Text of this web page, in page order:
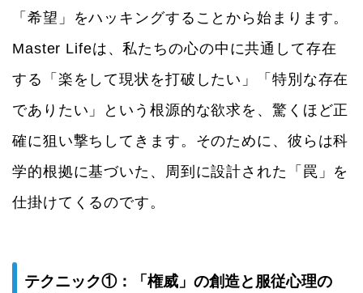
「希望」をハッキングすることから始まります。
Master Lifeは、私たちの心の中に共通して存在
する「楽をして現状を打破したい」「特別な存在
でありたい」という根源的な欲求を、驚くほど正
確に狙い撃ちしてきます。そのために、彼らは科
学的根拠に基づいた、周到に設計された「罠」を
仕掛けてくるのです。
テクニック①：「権威」の創造と服従心理の